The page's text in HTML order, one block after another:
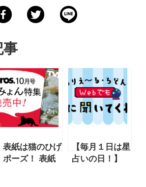
表紙は猫のひげ
ポーズ！ 表紙
【毎月１日は星
占いの日！】